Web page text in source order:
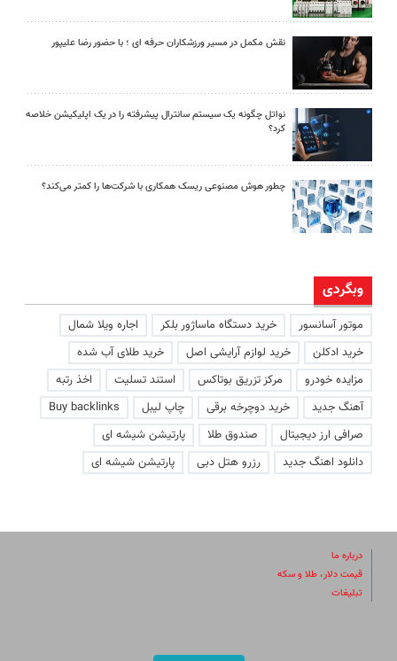
نقش مکمل در مسیر ورزشکاران حرفه ای ؛ با حضور رضا علیپور
نواتل چگونه یک سیستم سانترال پیشرفته را در یک اپلیکیشن خلاصه
کرد؟
چطور هوش مصنوعی ریسک همکاری با شرکت‌ها را کمتر می‌کند؟
وبگردی
موتور آسانسور خرید دستگاه ماساژور بلکر
اجاره ویلا شمال
خرید ادکلن
خرید لوازم آرایشی اصل
خرید طلای آب شده
مزایده خودرو
مرکز تزریق بوتاکس استند تسلیت
اخذ رتبه
آهنگ جدید
خرید دوچرخه برقی چاپ لیبل
Buy backlinks
صرافی ارز دیجیتال
صندوق طلا
پارتیشن شیشه ای
دانلود اهنگ جدید
رزرو هتل دبی پارتیشن شیشه ای
درباره ما
قیمت دلار، طلا و سکه
تبلیغات